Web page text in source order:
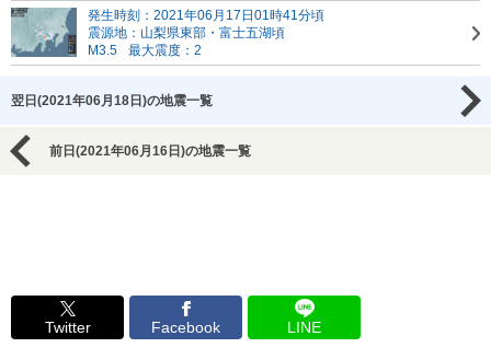
発生時刻：2021年06月17日01時41分頃
震源地：山梨県東部・富士五湖頃
M3.5
最大震度：2
翌日(2021年06月18日)の地震一覧
前日(2021年06月16日)の地震一覧
Twitter Facebook LINE